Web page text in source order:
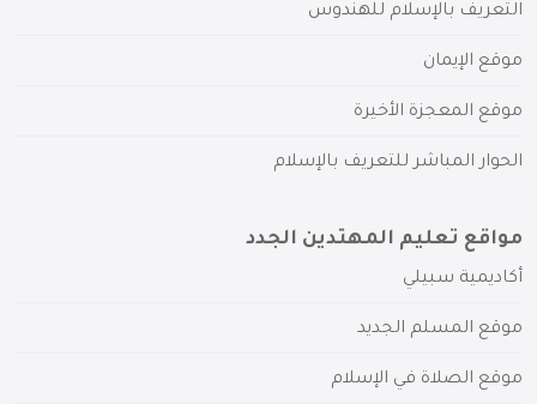
التعريف بالإسلام للهندوس
موقع الإيمان
موقع المعجزة الأخيرة
الحوار المباشر للتعريف بالإسلام
مواقع تعليم المهتدين الجدد
أكاديمية سبيلي
موقع المسلم الجديد
موقع الصلاة في الإسلام